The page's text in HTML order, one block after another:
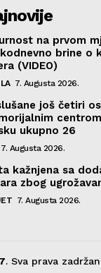
na prvom
brine o
(VIDEO)
7. Augusta 2026.
još četiri
ukupno 26
7. Augusta 2026.
kažnjena sa
zbog
7. Augusta 2026.
. Sva prava